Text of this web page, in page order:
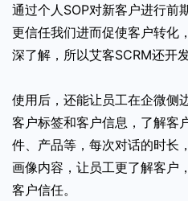
通过个人SOP对新客户进行前
更信任我们进而促使客户转化
深了解，所以艾客SCRM还开
使用后，还能让员工在企微侧
客户标签和客户信息，了解客
件、产品等，每次对话的时长
画像内容，让员工更了解客户
客户信任。